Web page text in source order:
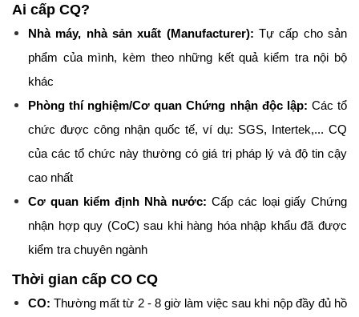
Ai cấp CQ?
Nhà máy, nhà sản xuất (Manufacturer): Tự cấp cho sản
phẩm của mình, kèm theo những kết quả kiểm tra nội bộ
khác
Phòng thí nghiệm/Cơ quan Chứng nhận độc lập: Các tổ
chức được công nhận quốc tế, ví dụ: SGS, Intertek,... CQ
của các tổ chức này thường có giá trị pháp lý và độ tin cậy
cao nhất
Cơ quan kiểm định Nhà nước: Cấp các loại giấy Chứng
nhận hợp quy (CoC) sau khi hàng hóa nhập khẩu đã được
kiểm tra chuyên ngành
Thời gian cấp CO CQ
CO: Thường mất từ 2 - 8 giờ làm việc sau khi nộp đầy đủ hồ